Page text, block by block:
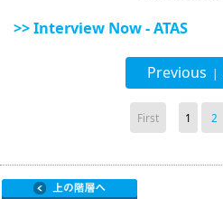
>> Interview Now - ATAS
Previous |
First 1 2